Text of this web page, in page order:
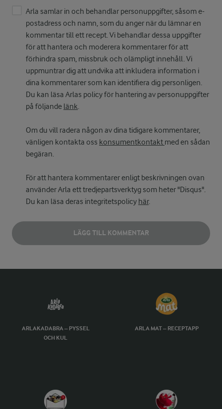
Arla samlar in och behandlar personuppgifter, såsom e-
postadress och namn, som du anger när du lämnar en
kommentar till ett recept. Vi behandlar dessa uppgifter
för att hantera och moderera kommentarer för att
förhindra spam, missbruk och olämpligt innehåll. Vi
uppmuntrar dig att undvika att inkludera information i
dina kommentarer som kan identifiera dig personligen.
Du kan läsa Arlas policy för hantering av personuppgifter
på följande länk.
Om du vill radera någon av dina tidigare kommentarer,
vänligen kontakta oss konsumentkontakt med en sådan
begäran.
För att hantera kommentarer enligt beskrivningen ovan
använder Arla ett tredjepartsverktyg som heter "Disqus".
Du kan läsa deras integritetspolicy här.
LÄGG TILL KOMMENTAR
ARLAKADABRA – PYSSEL
OCH KUL
ARLA MAT – RECEPTAPP